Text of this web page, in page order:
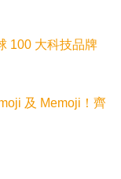
100 大科技品牌
及 Memoji！齊